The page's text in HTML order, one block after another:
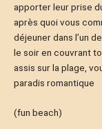
apporter leur prise
après quoi vous
déjeuner dans l’un
le soir en couvrant
assis sur la plage,
paradis romantique
(fun beach)